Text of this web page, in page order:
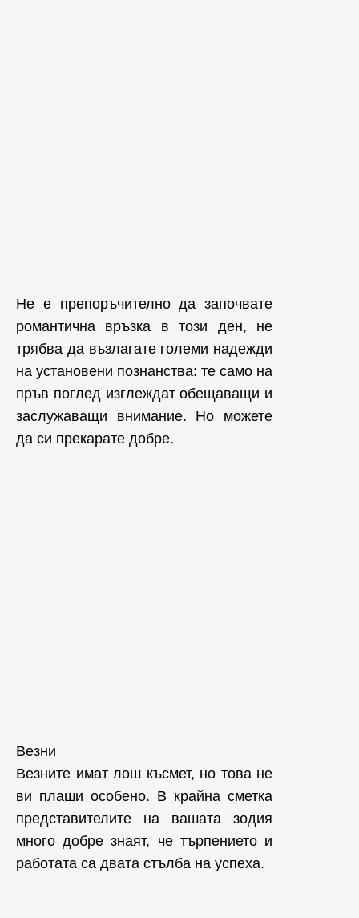
Не е препоръчително да започвате
романтична връзка в този ден, не
трябва да възлагате големи надежди
на установени познанства: те само на
пръв поглед изглеждат обещаващи и
заслужаващи внимание. Но можете
да си прекарате добре.
Везни
Везните имат лош късмет, но това не
ви плаши особено. В крайна сметка
представителите на вашата зодия
много добре знаят, че търпението и
работата са двата стълба на успеха.